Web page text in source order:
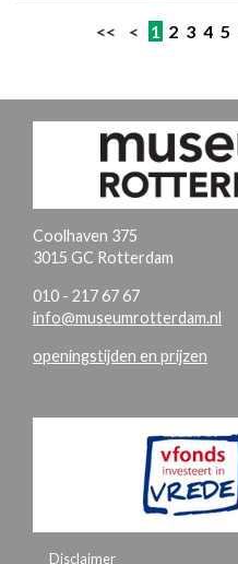
<< < 1 2 3 4 5
Coolhaven 375
3015 GC Rotterdam
010 - 217 67 67
info@museumrotterdam.nl
openingstijden en prijzen
Disclaimer